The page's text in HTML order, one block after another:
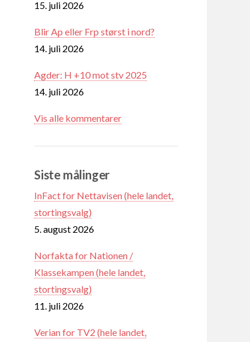
15. juli 2026
Blir Ap eller Frp størst i nord?
14. juli 2026
Agder: H +10 mot stv 2025
14. juli 2026
Vis alle kommentarer
Siste målinger
InFact for Nettavisen (hele landet,
stortingsvalg)
5. august 2026
Norfakta for Nationen /
Klassekampen (hele landet,
stortingsvalg)
11. juli 2026
Verian for TV2 (hele landet,